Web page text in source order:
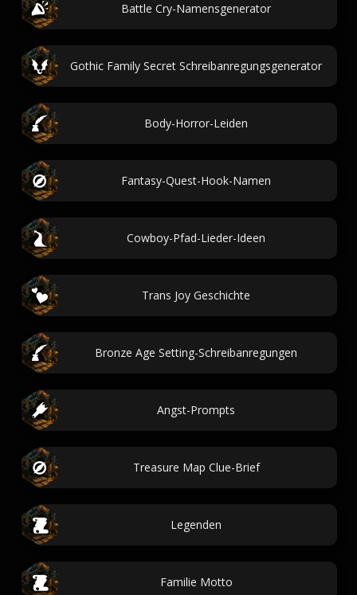
Battle Cry-Namensgenerator
Gothic Family Secret Schreibanregungsgenerator
Body-Horror-Leiden
Fantasy-Quest-Hook-Namen
Cowboy-Pfad-Lieder-Ideen
Trans Joy Geschichte
Bronze Age Setting-Schreibanregungen
Angst-Prompts
Treasure Map Clue-Brief
Legenden
Familie Motto